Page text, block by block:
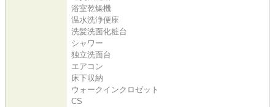
浴室乾燥機
温水洗浄便座
洗髪洗面化粧台
シャワー
独立洗面台
エアコン
床下収納
ウォークインクロゼット
CS